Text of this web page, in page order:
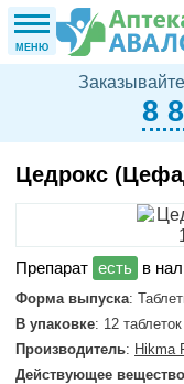
МЕНЮ
8
Цедрокс
в
Форма выпуска:
В упаковке: 12
Производитель: Hikma
Действующее вещество